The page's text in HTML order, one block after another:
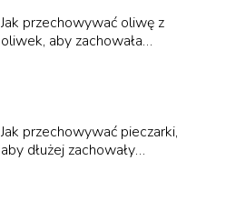
Jak przechowywać oliwę z
oliwek, aby zachowała
Jak przechowywać pieczarki,
aby dłużej zachowały